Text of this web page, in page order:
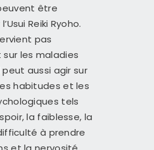
être
Reiki Ryoho.
pas
les maladies
peut aussi agir sur
habitudes et les
tels
la faiblesse, la
à prendre